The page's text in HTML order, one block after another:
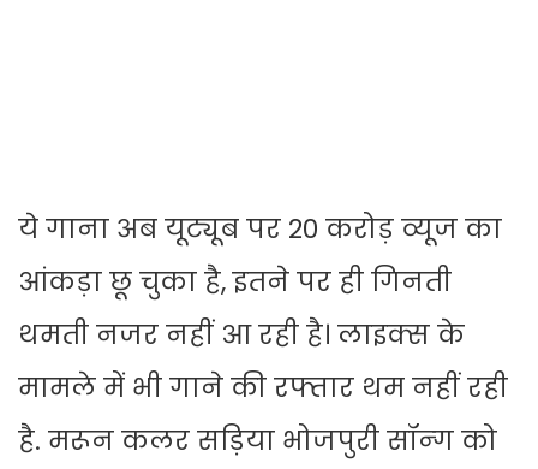
ये गाना अब यूट्यूब पर 20 करोड़ व्यूज का
आंकड़ा छू चुका है, इतने पर ही गिनती
थमती नजर नहीं आ रही है। लाइक्स के
मामले में भी गाने की रफ्तार थम नहीं रही
है. मरून कलर सड़िया भोजपुरी सॉन्ग को